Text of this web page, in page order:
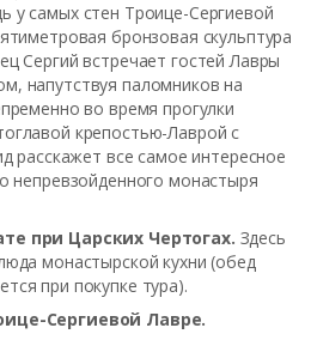
у самых стен Троице-Сергиевой
бронзовая скульптура
Сергий встречает гостей Лавры
напутствуя паломников на
во время прогулки
крепостью-Лаврой с
расскажет все самое интересное
непревзойденного монастыря
при Царских Чертогах. Здесь
монастырской кухни (обед
при покупке тура).
Сергиевой Лавре.